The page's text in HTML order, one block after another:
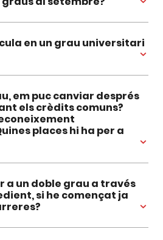
en un grau universitari
em puc canviar després
els crèdits comuns?
places hi ha per a
a un doble grau a través
si he començat ja